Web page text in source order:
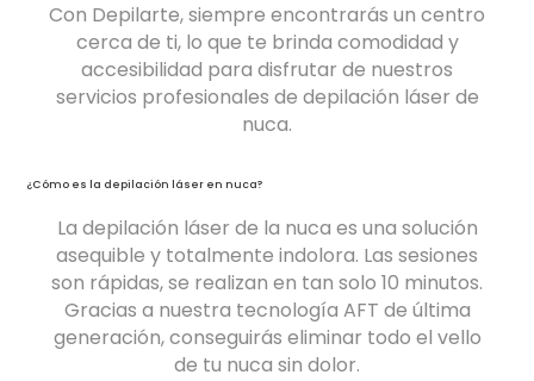
Con Depilarte, siempre encontrarás un centro
cerca de ti, lo que te brinda comodidad y
accesibilidad para disfrutar de nuestros
servicios profesionales de depilación láser de
nuca.
¿Cómo es la depilación láser en nuca?
La depilación láser de la nuca es una solución
asequible y totalmente indolora. Las sesiones
son rápidas, se realizan en tan solo 10 minutos.
Gracias a nuestra tecnología AFT de última
generación, conseguirás eliminar todo el vello
de tu nuca sin dolor.